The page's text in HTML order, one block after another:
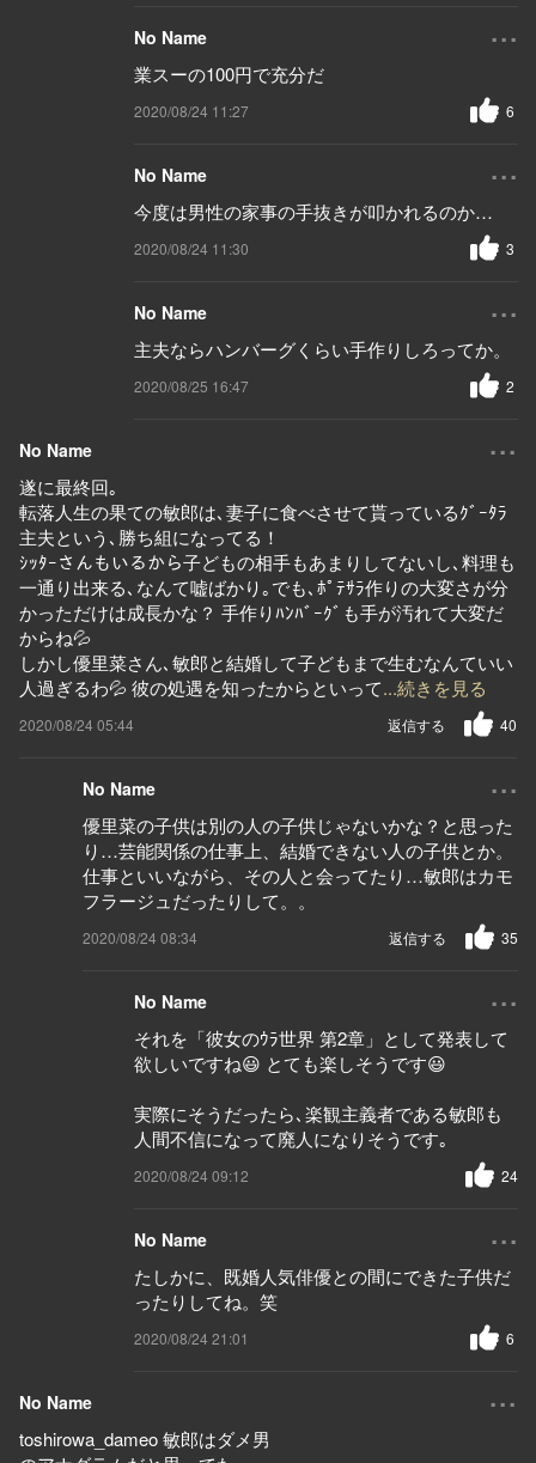
No Name ...
業スーの100円で充分だ
2020/08/24 11:27 6
No Name ...
今度は男性の家事の手抜きが叩かれるのか…
2020/08/24 11:30 3
No Name ...
主夫ならハンバーグくらい手作りしろってか。
2020/08/25 16:47 2
No Name ...
遂に最終回｡
転落人生の果ての敏郎は､妻子に食べさせて貰っているｸﾞｰﾀﾗ
主夫という､勝ち組になってる！
ｼｯﾀｰさんもいるから子どもの相手もあまりしてないし､料理も
一通り出来る､なんて嘘ばかり｡でも､ﾎﾟﾃｻﾗ作りの大変さが分
かっただけは成長かな？ 手作りﾊﾝﾊﾞｰｸﾞも手が汚れて大変だ
からね💦
しかし優里菜さん､敏郎と結婚して子どもまで生むなんていい
人過ぎるわ💦 彼の処遇を知ったからといって...続きを見る
2020/08/24 05:44 40
返信する
No Name ...
優里菜の子供は別の人の子供じゃないかな？と思った
り…芸能関係の仕事上、結婚できない人の子供とか。
仕事といいながら、その人と会ってたり…敏郎はカモ
フラージュだったりして。。
2020/08/24 08:34 35
返信する
No Name ...
それを「彼女のｳﾗ世界 第2章」として発表して
欲しいですね😃 とても楽しそうです😃
実際にそうだったら､楽観主義者である敏郎も
人間不信になって廃人になりそうです｡
2020/08/24 09:12 24
No Name ...
たしかに、既婚人気俳優との間にできた子供だ
ったりしてね。笑
2020/08/24 21:01 6
No Name ...
toshirowa_dameo 敏郎はダメ男